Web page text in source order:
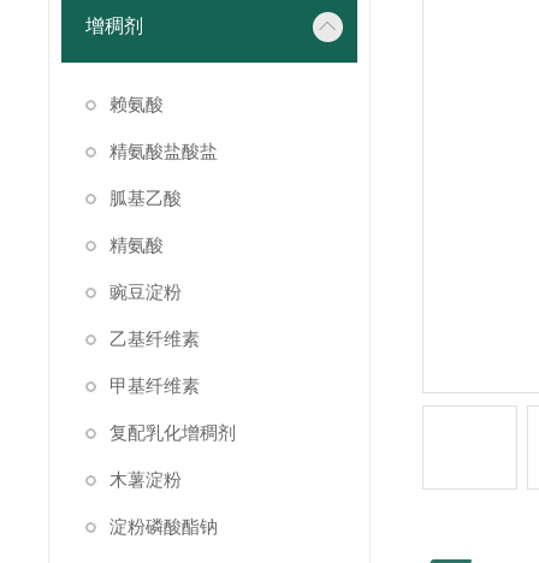
增稠剂
赖氨酸
精氨酸盐酸盐
胍基乙酸
精氨酸
豌豆淀粉
乙基纤维素
甲基纤维素
复配乳化增稠剂
木薯淀粉
淀粉磷酸酯钠